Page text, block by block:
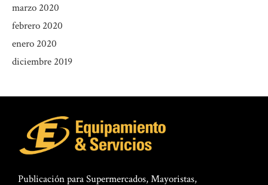
marzo 2020
febrero 2020
enero 2020
diciembre 2019
Publicación para Supermercados, Mayoristas,